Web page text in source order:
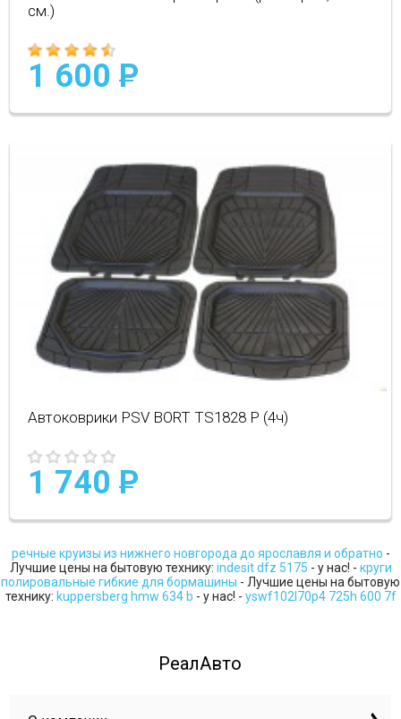
см.)
1 600P
Автоковрики PSV BORT TS1828 P (4ч)
1 740P
речные круизы из нижнего новгорода до ярославля и обратно -
Лучшие цены на бытовую технику: indesit dfz 5175 - у нас! - круги
полировальные гибкие для бормашины - Лучшие цены на бытовую
технику: kuppersberg hmw 634 b - у нас! - yswf102l70p4 725h 600 7f
РеалАвто